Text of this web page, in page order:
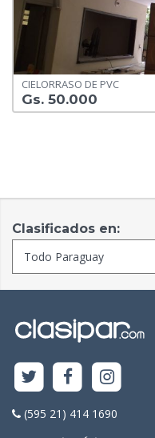
CIELORRASO DE PVC
Gs. 50.000
Clasificados en:
(595 21) 414 1690